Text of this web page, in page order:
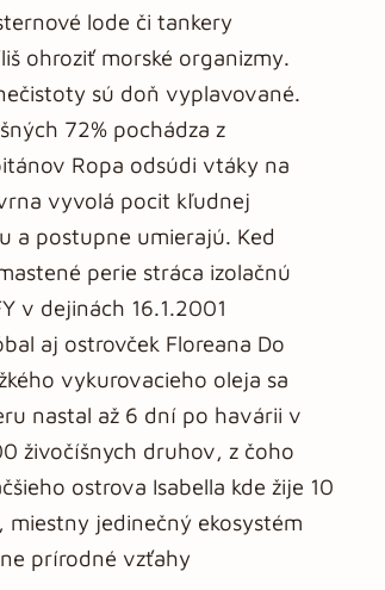
lode či tankery
ohroziť morské organizmy.
sú doň vyplavované.
72% pochádza z
Ropa odsúdi vtáky na
vyvolá pocit kľudnej
a postupne umierajú. Ked
perie stráca izolačnú
v dejinách 16.1.2001
aj ostrovček Floreana Do
vykurovacieho oleja sa
nastal až 6 dní po havárii v
živočíšnych druhov, z čoho
ostrova Isabella kde žije 10
jedinečný ekosystém
prírodné vzťahy